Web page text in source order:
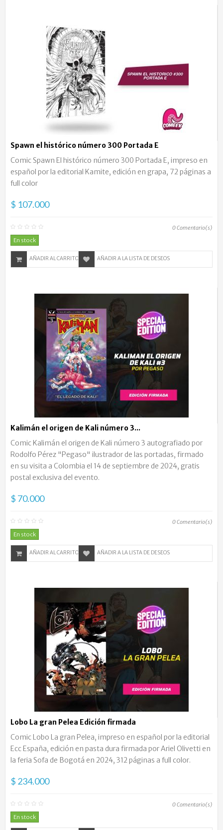
Spawn el histórico número 300 Portada E
Comic Spawn El histórico número 300 Portada E, impreso en
español por la editorial Kamite, edición en grapa, 72 páginas a
full color
$ 107.000
0Comentario(s)
En stock
AÑADIR AL CARRITO AÑADIR A LA LISTA DE DESEOS
Kalimán el origen de Kali número 3...
Comic Kalimán el origen de Kali número 3 autografiado por
Rodolfo Pérez "Pegaso" ilustrador de las portadas, firmado
en su visita a Colombia el 14 de septiembre de 2024, gratis
postal exclusiva del evento.
$ 70.000
0Comentario(s)
En stock
AÑADIR AL CARRITO AÑADIR A LA LISTA DE DESEOS
Lobo La gran Pelea Edición firmada
Comic Lobo La gran Pelea, impreso en español por la editorial
Ecc España, edición en pasta dura firmada por Ariel Olivetti en
la feria Sofa de Bogotá en 2024, 312 páginas a full color.
$ 234.000
0Comentario(s)
En stock